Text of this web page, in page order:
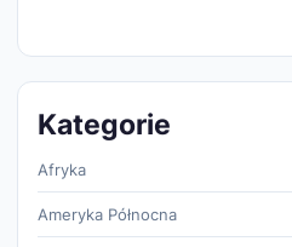
Kategorie
Afryka
Ameryka Północna